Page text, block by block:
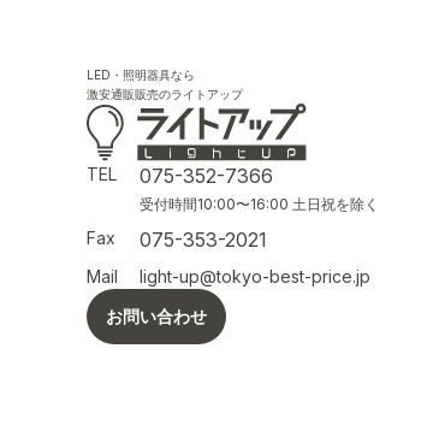
LED・照明器具なら
激安通販販売のライトアップ
TEL 075-352-7366
受付時間10:00〜16:00 土日祝を除く
Fax 075-353-2021
Mail
light-up@tokyo-best-price.jp
お問い合わせ